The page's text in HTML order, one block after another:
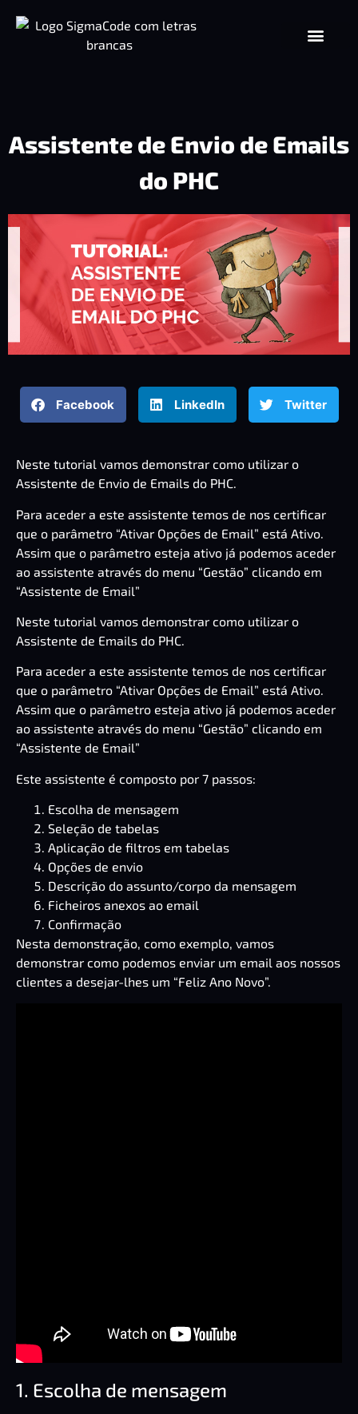
Assistente de Envio de Emails
do PHC
Facebook LinkedIn Twitter
Neste tutorial vamos demonstrar como utilizar o
Assistente de Envio de Emails do PHC.
Para aceder a este assistente temos de nos certificar
que o parâmetro “Ativar Opções de Email” está Ativo.
Assim que o parâmetro esteja ativo já podemos aceder
ao assistente através do menu “Gestão” clicando em
“Assistente de Email”
Neste tutorial vamos demonstrar como utilizar o
Assistente de Emails do PHC.
Para aceder a este assistente temos de nos certificar
que o parâmetro “Ativar Opções de Email” está Ativo.
Assim que o parâmetro esteja ativo já podemos aceder
ao assistente através do menu “Gestão” clicando em
“Assistente de Email”
Este assistente é composto por 7 passos:
Escolha de mensagem
Seleção de tabelas
Aplicação de filtros em tabelas
Opções de envio
Descrição do assunto/corpo da mensagem
Ficheiros anexos ao email
Confirmação
Nesta demonstração, como exemplo, vamos
demonstrar como podemos enviar um email aos nossos
clientes a desejar-lhes um “Feliz Ano Novo”.
1. Escolha de mensagem